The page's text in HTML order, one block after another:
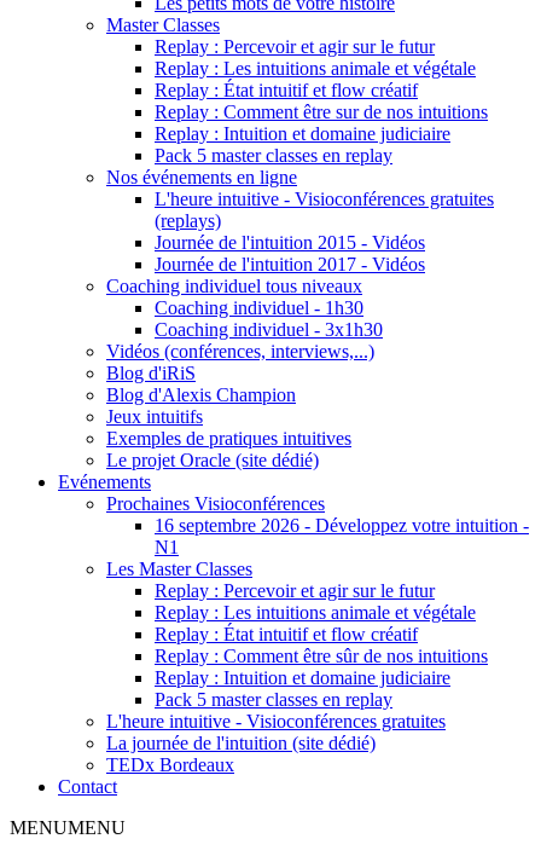
Master Classes
Replay : Percevoir et agir sur le futur
Replay : Les intuitions animale et végétale
Replay : État intuitif et flow créatif
Replay : Comment être sur de nos intuitions
Replay : Intuition et domaine judiciaire
Pack 5 master classes en replay
Nos événements en ligne
L'heure intuitive - Visioconférences gratuites
(replays)
Journée de l'intuition 2015 - Vidéos
Journée de l'intuition 2017 - Vidéos
Coaching individuel tous niveaux
Coaching individuel - 1h30
Coaching individuel - 3x1h30
Vidéos (conférences, interviews,...)
Blog d'iRiS
Blog d'Alexis Champion
Jeux intuitifs
Exemples de pratiques intuitives
Le projet Oracle (site dédié)
Evénements
Prochaines Visioconférences
16 septembre 2026 - Développez votre intuition -
N1
Les Master Classes
Replay : Percevoir et agir sur le futur
Replay : Les intuitions animale et végétale
Replay : État intuitif et flow créatif
Replay : Comment être sûr de nos intuitions
Replay : Intuition et domaine judiciaire
Pack 5 master classes en replay
L'heure intuitive - Visioconférences gratuites
La journée de l'intuition (site dédié)
TEDx Bordeaux
Contact
MENUMENU